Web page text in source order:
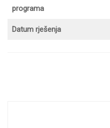
programa
Datum rješenja